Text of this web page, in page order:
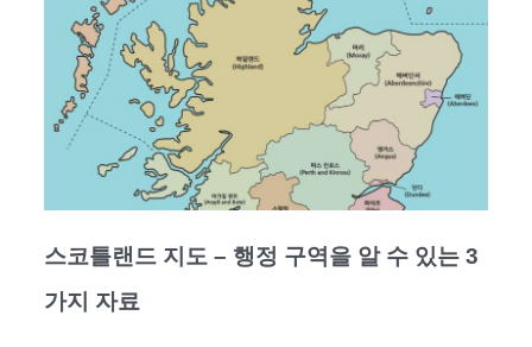
스코틀랜드 지도 – 행정 구역을 알 수 있는 3
가지 자료